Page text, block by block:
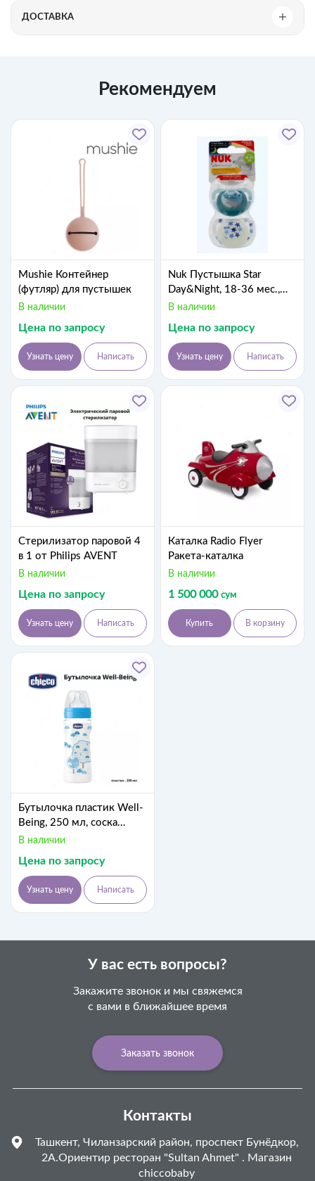
ДОСТАВКА
Рекомендуем
Mushie Контейнер
(футляр) для пустышек
В наличии
Цена по запросу
Узнать цену Написать
Nuk Пустышка Star
Day&Night, 18-36 мес.,
для мальчика, 2 шт
В наличии
Цена по запросу
Узнать цену Написать
Стерилизатор паровой 4
в 1 от Philips AVENT
В наличии
Цена по запросу
Узнать цену Написать
Каталка Radio Flyer
Ракета-каталка
В наличии
1 500 000 сум
Купить В корзину
Бутылочка пластик Well-
Being, 250 мл, соска
силикон, 2м+
В наличии
Цена по запросу
Узнать цену Написать
У вас есть вопросы?
Закажите звонок и мы свяжемся
с вами в ближайшее время
Заказать звонок
Контакты
Ташкент, Чиланзарский район, проспект Бунёдкор,
2А.Ориентир ресторан "Sultan Ahmet" . Магазин
chiccobaby